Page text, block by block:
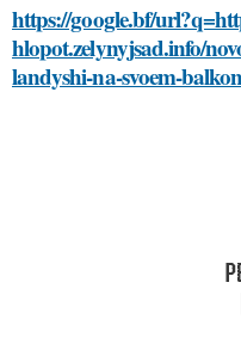
https://google.bf/
hlopot.zelynyjsad.info/
landyshi-na-svoem-